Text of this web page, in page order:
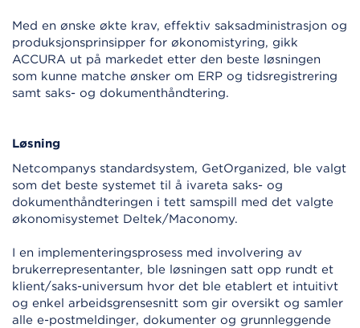
Med en ønske økte krav, effektiv saksadministrasjon og
produksjonsprinsipper for økonomistyring, gikk
ACCURA ut på markedet etter den beste løsningen
som kunne matche ønsker om ERP og tidsregistrering
samt saks- og dokumenthåndtering.
Løsning
Netcompanys standardsystem, GetOrganized, ble valgt
som det beste systemet til å ivareta saks- og
dokumenthåndteringen i tett samspill med det valgte
økonomisystemet Deltek/Maconomy.
I en implementeringsprosess med involvering av
brukerrepresentanter, ble løsningen satt opp rundt et
klient/saks-universum hvor det ble etablert et intuitivt
og enkel arbeidsgrensesnitt som gir oversikt og samler
alle e-postmeldinger, dokumenter og grunnleggende